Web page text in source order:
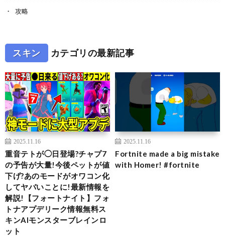
攻略
スキン カテゴリの最新記事
2025.11.16
重音テトが◯日登場?チャプ7
の予告が大量!今後ペットが値
下げ?あのモードがオワコン化
してヤバいことに!最新情報を
解説!【フォートナイト】フォ
トナアプデリーク情報無料ス
キンAIモンスターブレインロ
ット
2025.11.16
Fortnite made a big mistake
with Homer! #fortnite